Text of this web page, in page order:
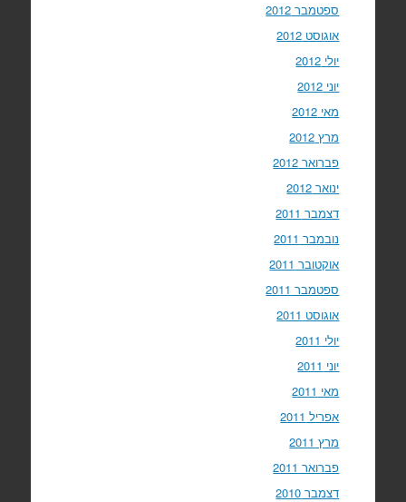
ספטמבר 2012
אוגוסט 2012
יולי 2012
יוני 2012
מאי 2012
מרץ 2012
פברואר 2012
ינואר 2012
דצמבר 2011
נובמבר 2011
אוקטובר 2011
ספטמבר 2011
אוגוסט 2011
יולי 2011
יוני 2011
מאי 2011
אפריל 2011
מרץ 2011
פברואר 2011
דצמבר 2010